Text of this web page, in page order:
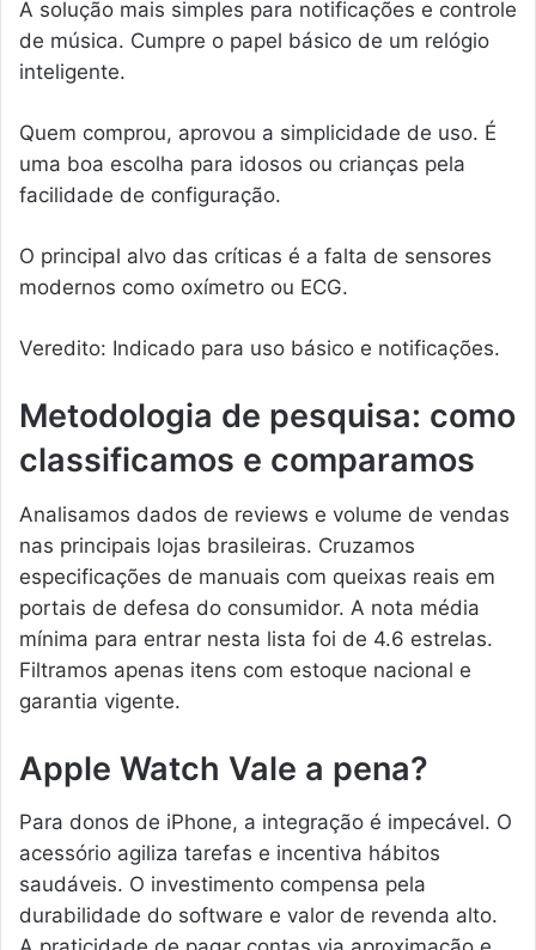
A solução mais simples para notificações e controle
de música. Cumpre o papel básico de um relógio
inteligente.
Quem comprou, aprovou a simplicidade de uso. É
uma boa escolha para idosos ou crianças pela
facilidade de configuração.
O principal alvo das críticas é a falta de sensores
modernos como oxímetro ou ECG.
Veredito: Indicado para uso básico e notificações.
Metodologia de pesquisa: como
classificamos e comparamos
Analisamos dados de reviews e volume de vendas
nas principais lojas brasileiras. Cruzamos
especificações de manuais com queixas reais em
portais de defesa do consumidor. A nota média
mínima para entrar nesta lista foi de 4.6 estrelas.
Filtramos apenas itens com estoque nacional e
garantia vigente.
Apple Watch Vale a pena?
Para donos de iPhone, a integração é impecável. O
acessório agiliza tarefas e incentiva hábitos
saudáveis. O investimento compensa pela
durabilidade do software e valor de revenda alto.